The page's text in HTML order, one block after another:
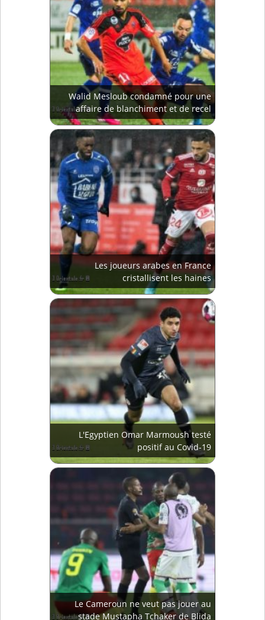
Walid Mesloub condamné pour une
affaire de blanchiment et de recel
Les joueurs arabes en France
cristallisent les haines
L'Egyptien Omar Marmoush testé
positif au Covid-19
Le Cameroun ne veut pas jouer au
stade Mustapha Tchaker de Blida